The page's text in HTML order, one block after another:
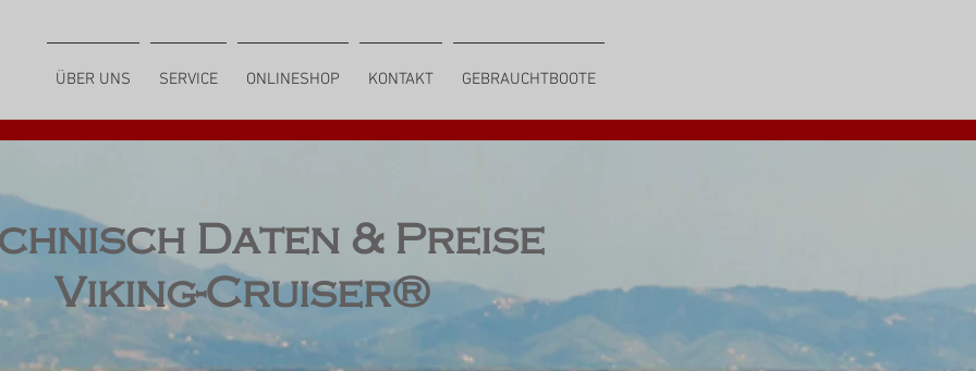
ÜBER UNS SERVICE ONLINESHOP KONTAKT GEBRAUCHTBOOTE
Daten & Preise
Viking-Cruiser®